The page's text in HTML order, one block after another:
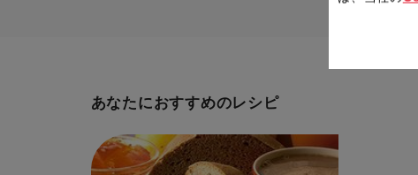
あなたにおすすめのレシピ